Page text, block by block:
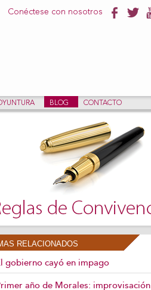
Conéctese con nosotros
BLOG CONTACTO
RELACIONADOS
gobierno cayó en impago
año de Morales: improvisación